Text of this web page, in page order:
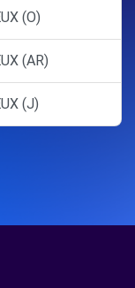
(O)
(AR)
(J)